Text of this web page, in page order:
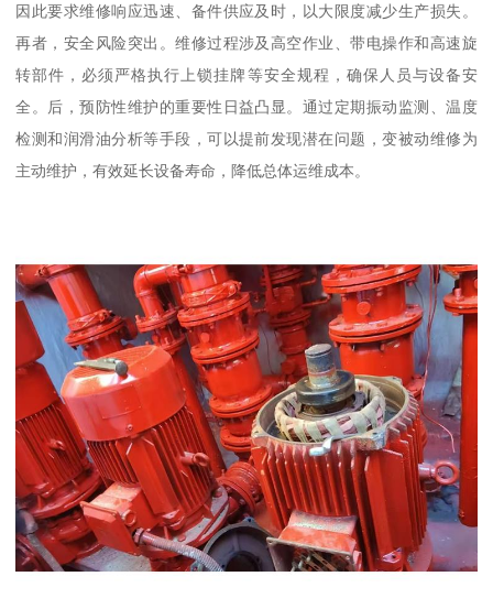
因此要求维修响应迅速、备件供应及时，以大限度减少生产损失。
再者，安全风险突出。维修过程涉及高空作业、带电操作和高速旋
转部件，必须严格执行上锁挂牌等安全规程，确保人员与设备安
全。后，预防性维护的重要性日益凸显。通过定期振动监测、温度
检测和润滑油分析等手段，可以提前发现潜在问题，变被动维修为
主动维护，有效延长设备寿命，降低总体运维成本。